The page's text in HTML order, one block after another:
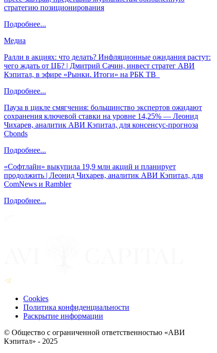
стратегию позиционирования
Подробнее...
Медиа
Ралли в акциях: что делать? Инфляционные ожидания растут:
чего ждать от ЦБ? | Дмитрий Сачин, инвест стратег АВИ
Кэпитал, в эфире «Рынки. Итоги» на РБК ТВ
Подробнее...
Пауза в цикле смягчения: большинство экспертов ожидают
сохранения ключевой ставки на уровне 14,25% — Леонид
Чихарев, аналитик АВИ Кэпитал, для консенсус-прогноза
Cbonds
Подробнее...
«Софтлайн» выкупила 19,9 млн акций и планирует
продолжить | Леонид Чихарев, аналитик АВИ Кэпитал, для
ComNews и Rambler
Подробнее...
Cookies
Политика конфиденциальности
Раскрытие информации
© Общество с ограниченной ответственностью «АВИ
Кэпитал» - 2025